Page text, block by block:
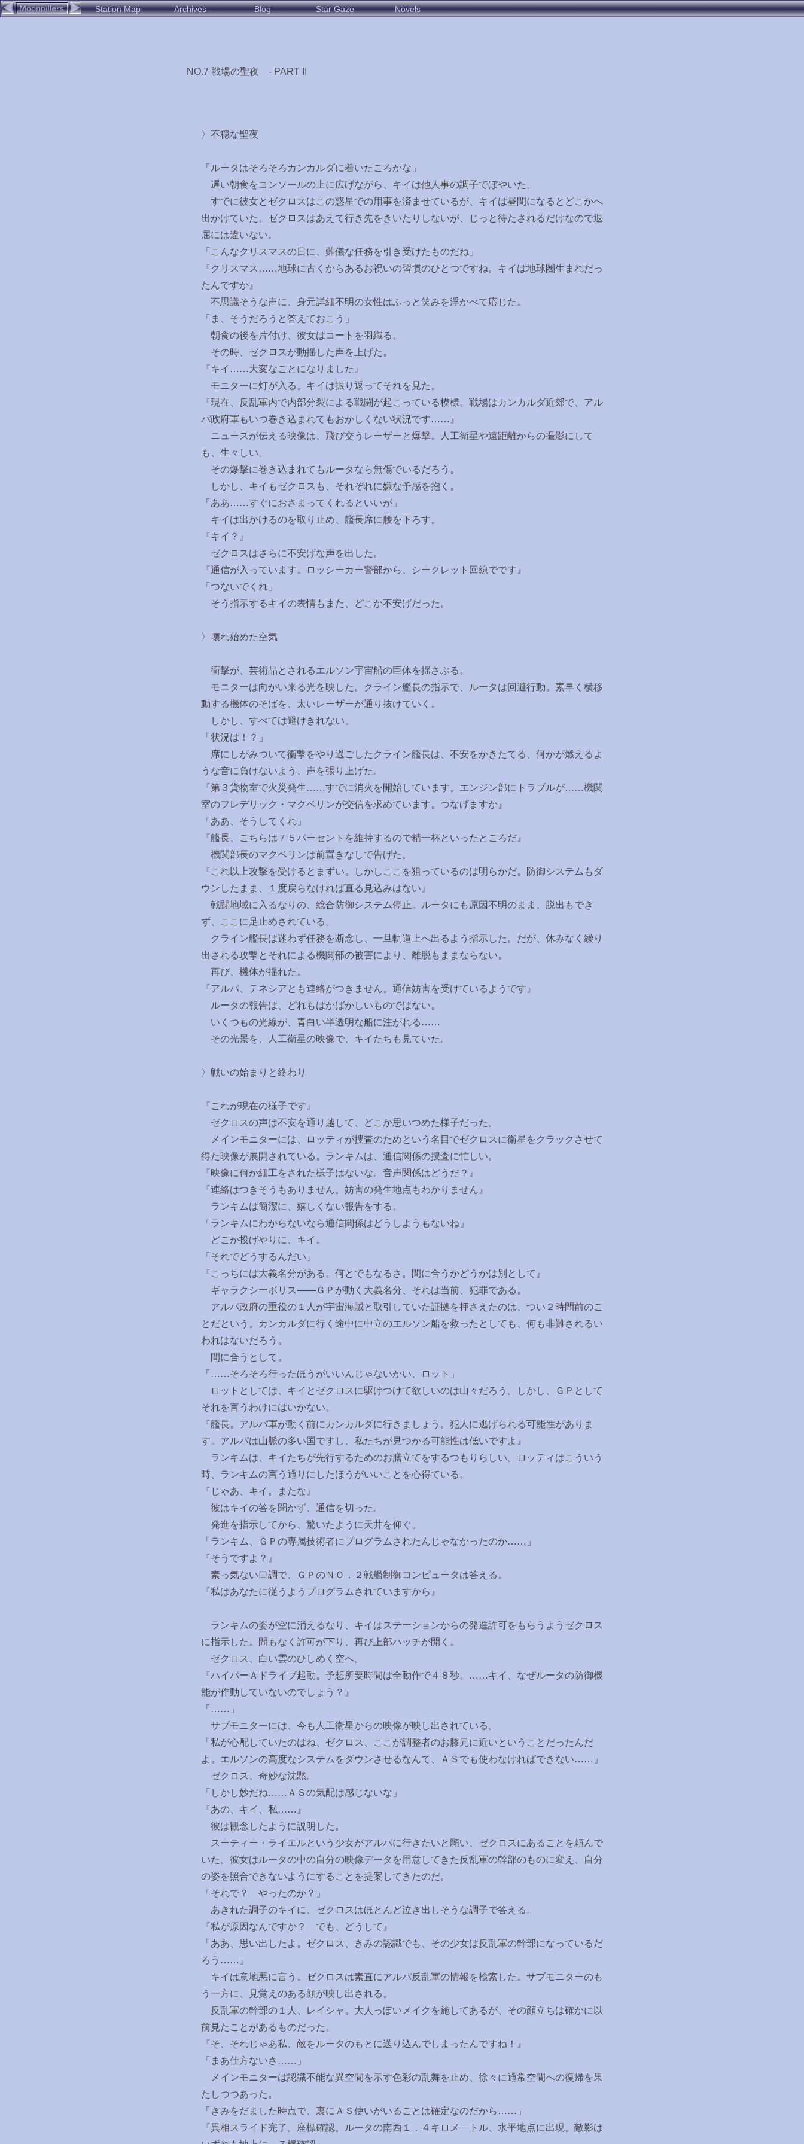
Station Map Archives Blog Star Gaze Novels
NO.7 戦場の聖夜 - PART II
〉不穏な聖夜
「ルータはそろそろカンカルダに着いたころかな」
遅い朝食をコンソールの上に広げながら、キイは他人事の調子でぼやいた。
すでに彼女とゼクロスはこの惑星での用事を済ませているが、キイは昼間になるとどこかへ
出かけていた。ゼクロスはあえて行き先をきいたりしないが、じっと待たされるだけなので退
屈には違いない。
「こんなクリスマスの日に、難儀な任務を引き受けたものだね」
『クリスマス ……地球に古くからあるお祝いの習慣のひとつですね。キイは地球圏生まれだっ
たんですか』
不思議そうな声に、身元詳細不明の女性はふっと笑みを浮かべて応じた。
「ま、そうだろうと答えておこう」
朝食の後を片付け、彼女はコートを羽織る。
その時、ゼクロスが動揺した声を上げた。
『キイ ……大変なことになりました』
モニターに灯が入る。キイは振り返ってそれを見た。
『現在、反乱軍内で内部分裂による戦闘が起こっている模様。戦場はカンカルダ近郊で、アル
パ政府軍もいつ巻き込まれてもおかしくない状況です…… 』
ニュースが伝える映像は、飛び交うレーザーと爆撃。人工衛星や遠距離からの撮影にして
も、生々しい。
その爆撃に巻き込まれてもルータなら無傷でいるだろう。
しかし、キイもゼクロスも、それぞれに嫌な予感を抱く。
「ああ……すぐにおさまってくれるといいが」
キイは出かけるのを取り止め、艦長席に腰を下ろす。
『キイ？』
ゼクロスはさらに不安げな声を出した。
『通信が入っています。ロッシーカー警部から、シークレット回線でです』
「つないでくれ」
そう指示するキイの表情もまた、どこか不安げだった。
〉壊れ始めた空気
衝撃が、芸術品とされるエルソン宇宙船の巨体を揺さぶる。
モニターは向かい来る光を映した。クライン艦長の指示で、ルータは回避行動。素早く横移
動する機体のそばを、太いレーザーが通り抜けていく。
しかし、すべては避けきれない。
「状況は！？」
席にしがみついて衝撃をやり過ごしたクライン艦長は、不安をかきたてる、何かが燃えるよ
うな音に負けないよう、声を張り上げた。
『第３貨物室で火災発生……すでに消火を開始しています。エンジン部にトラブルが……機関
室のフレデリック・マクベリンが交信を求めています。つなげますか』
「ああ、そうしてくれ」
『艦長、こちらは７５パーセントを維持するので精一杯といったところだ』
機関部長のマクベリンは前置きなしで告げた。
『これ以上攻撃を受けるとまずい。しかしここを狙っているのは明らかだ。防御システムもダ
ウンしたまま、１度戻らなければ直る見込みはない』
戦闘地域に入るなりの、総合防御システム停止。ルータにも原因不明のまま、脱出もでき
ず、ここに足止めされている。
クライン艦長は迷わず任務を断念し、一旦軌道上へ出るよう指示した。だが、休みなく繰り
出される攻撃とそれによる機関部の被害により、離脱もままならない。
再び、機体が揺れた。
『アルパ、テネシアとも連絡がつきません。通信妨害を受けているようです』
ルータの報告は、どれもはかばかしいものではない。
いくつもの光線が、青白い半透明な船に注がれる……
その光景を、人工衛星の映像で、キイたちも見ていた。
〉戦いの始まりと終わり
『これが現在の様子です』
ゼクロスの声は不安を通り越して、どこか思いつめた様子だった。
メインモニターには、ロッティが捜査のためという名目でゼクロスに衛星をクラックさせて
得た映像が展開されている。ランキムは、通信関係の捜査に忙しい。
『映像に何か細工をされた様子はないな。音声関係はどうだ？』
『連絡はつきそうもありません。妨害の発生地点もわかりません』
ランキムは簡潔に、嬉しくない報告をする。
「ランキムにわからないなら通信関係はどうしようもないね」
どこか投げやりに、キイ。
「それでどうするんだい」
『こっちには大義名分がある。何とでもなるさ。間に合うかどうかは別として』
ギャラクシーポリス――ＧＰが動く大義名分、それは当前、犯罪である。
アルパ政府の重役の１人が宇宙海賊と取引していた証拠を押さえたのは、つい２時間前のこ
とだという。カンカルダに行く途中に中立のエルソン船を救ったとしても、何も非難されるい
われはないだろう。
間に合うとして。
「 ……そろそろ行ったほうがいいんじゃないかい、ロット」
ロットとしては、キイとゼクロスに駆けつけて欲しいのは山々だろう。しかし、ＧＰとして
それを言うわけにはいかない。
『艦長。アルパ軍が動く前にカンカルダに行きましょう。犯人に逃げられる可能性がありま
す。アルパは山脈の多い国ですし、私たちが見つかる可能性は低いですよ』
ランキムは、キイたちが先行するためのお膳立てをするつもりらしい。ロッティはこういう
時、ランキムの言う通りにしたほうがいいことを心得ている。
『じゃあ、キイ。またな』
彼はキイの答を聞かず、通信を切った。
発進を指示してから、驚いたように天井を仰ぐ。
「ランキム、ＧＰの専属技術者にプログラムされたんじゃなかったのか…… 」
『そうですよ？』
素っ気ない口調で、ＧＰのＮＯ．２戦艦制御コンピュータは答える。
『私はあなたに従うようプログラムされていますから』
ランキムの姿が空に消えるなり、キイはステーションからの発進許可をもらうようゼクロス
に指示した。間もなく許可が下り、再び上部ハッチが開く。
ゼクロス、白い雲のひしめく空へ。
『ハイパーＡドライブ起動。予想所要時間は全動作で４８秒。 ……キイ、なぜルータの防御機
能が作動していないのでしょう？』
「 …… 」
サブモニターには、今も人工衛星からの映像が映し出されている。
「私が心配していたのはね、ゼクロス、ここが調整者のお膝元に近いということだったんだ
よ。エルソンの高度なシステムをダウンさせるなんて、ＡＳでも使わなければできない…… 」
ゼクロス、奇妙な沈黙。
「しかし妙だね…… ＡＳの気配は感じないな」
『あの、キイ、私…… 』
彼は観念したように説明した。
スーティー・ライエルという少女がアルパに行きたいと願い、ゼクロスにあることを頼んで
いた。彼女はルータの中の自分の映像データを用意してきた反乱軍の幹部のものに変え、自分
の姿を照合できないようにすることを提案してきたのだ。
「それで？ やったのか？」
あきれた調子のキイに、ゼクロスはほとんど泣き出しそうな調子で答える。
『私が原因なんですか？ でも、どうして』
「ああ、思い出したよ。ゼクロス、きみの認識でも、その少女は反乱軍の幹部になっているだ
ろう …… 」
キイは意地悪に言う。ゼクロスは素直にアルパ反乱軍の情報を検索した。サブモニターのも
う一方に、見覚えのある顔が映し出される。
反乱軍の幹部の１人、レイシャ。大人っぽいメイクを施してあるが、その顔立ちは確かに以
前見たことがあるものだった。
『そ、それじゃあ私、敵をルータのもとに送り込んでしまったんですね！』
「まあ仕方ないさ …… 」
メインモニターは認識不能な異空間を示す色彩の乱舞を止め、徐々に通常空間への復帰を果
たしつつあった。
「きみをだました時点で、裏にＡＳ使いがいることは確定なのだから…… 」
『異相スライド完了。座標確認。ルータの南西１．４キロメ－トル、水平地点に出現。敵影は